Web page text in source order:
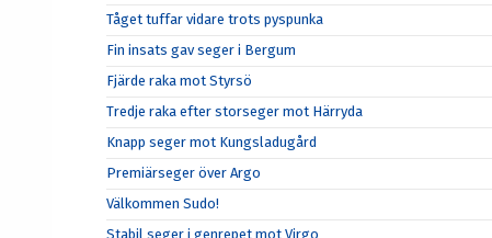
Tåget tuffar vidare trots pyspunka
Fin insats gav seger i Bergum
Fjärde raka mot Styrsö
Tredje raka efter storseger mot Härryda
Knapp seger mot Kungsladugård
Premiärseger över Argo
Välkommen Sudo!
Stabil seger i genrepet mot Virgo